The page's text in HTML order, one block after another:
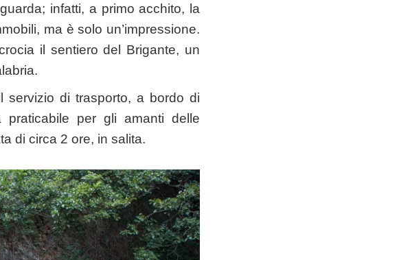
infatti, a primo acchito, la
ma è solo un’impressione.
il sentiero del Brigante, un
servizio di trasporto, a bordo di
praticabile per gli amanti delle
di circa 2 ore, in salita.